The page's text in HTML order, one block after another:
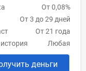
От 0,08%
От 3 до 29 дней
От 21 года
Любая
деньги